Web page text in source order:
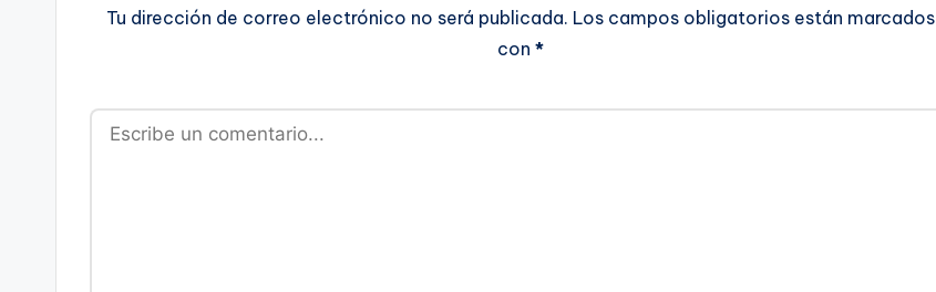
Tu dirección de correo electrónico no será publicada. Los campos obligatorios están marcados
con*